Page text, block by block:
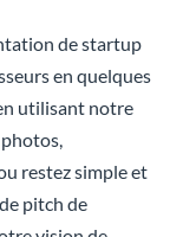
de startup
en quelques
utilisant notre
restez simple et
pitch de